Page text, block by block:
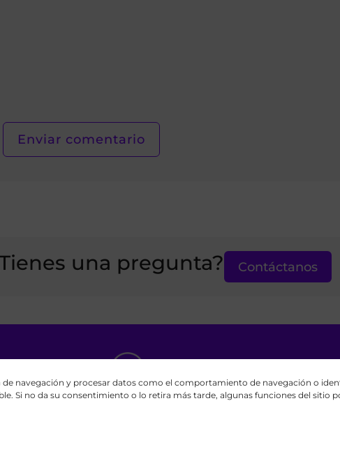
navegación y procesar datos como el comportamiento de navegación o
Si no da su consentimiento o lo retira más tarde, algunas funciones del sitio
una pregunta? Contáctanos
masfe.org es un esfuerzo global independiente